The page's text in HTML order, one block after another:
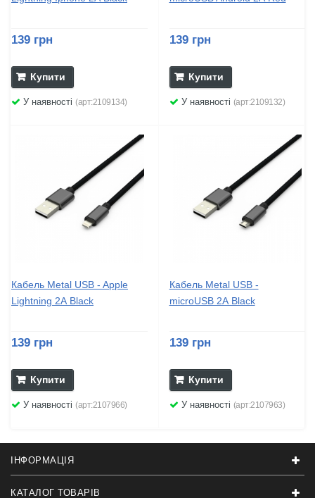
139 грн
Купити
У наявності (арт:2109134)
139 грн
Купити
У наявності (арт:2109132)
Кабель Metal USB - Apple
Lightning 2А Black
139 грн
Купити
У наявності (арт:2107966)
Кабель Metal USB -
microUSB 2А Black
139 грн
Купити
У наявності (арт:2107963)
ІНФОРМАЦІЯ
КАТАЛОГ ТОВАРІВ